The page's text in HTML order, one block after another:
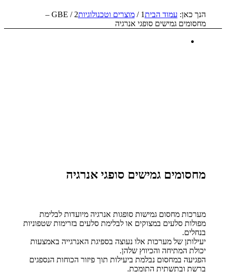
הנך כאן: עמוד הבית1
/ מוצרים וטכנולוגיות2
/
GBE –
מחסומים גמישים סופגי אנרגיה
מחסומים גמישים סופגי אנרגיה
מערכות מחסום גמישות סופגות אנרגיה מיועדות לבלימת
מפולות סלעים במצוקים או לבלימת סלעים בזרימות שטפוניות
בנחלים.
יעילותן של מערכות אלו נעוצה בספיגת האנרגייה באמצעות
יכולת המתיחה והכיווץ שלהן.
הפגיעה במחסום נבלמת ביעילות תוך פיזור הכוחות הנספגים
ברשת ובתשתית התומכת.